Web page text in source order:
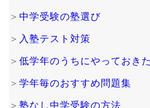
＞ 中学受験の塾選び
＞ 入塾テスト対策
＞ 低学年のうちにやっておき
＞ 学年毎のおすすめ問題集
＞ 塾なし中学受験の方法